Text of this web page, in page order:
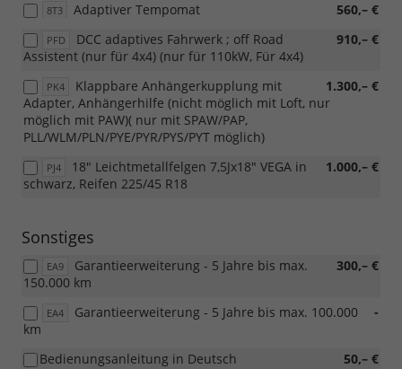
8T3 560,– €
Adaptiver Tempomat
PFD 910,– €
DCC adaptives Fahrwerk ; off Road
Assistent (nur für 4x4) (nur für 110kW, Für 4x4)
PK4 1.300,– €
Klappbare Anhängerkupplung mit
Adapter, Anhängerhilfe (nicht möglich mit Loft, nur
möglich mit PAW)( nur mit SPAW/PAP,
PLL/WLM/PLN/PYE/PYR/PYS/PYT möglich)
PJ4 1.000,– €
18" Leichtmetallfelgen 7,5Jx18" VEGA in
schwarz, Reifen 225/45 R18
Sonstiges
EA9 300,– €
Garantieerweiterung - 5 Jahre bis max.
150.000 km
EA4 -
Garantieerweiterung - 5 Jahre bis max. 100.000
km
50,– €
Bedienungsanleitung in Deutsch